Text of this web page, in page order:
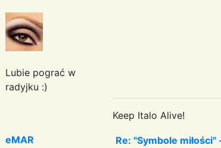
Lubie pograć w
radyjku :)
Keep Italo Alive!
eMAR
Re: "Symbole